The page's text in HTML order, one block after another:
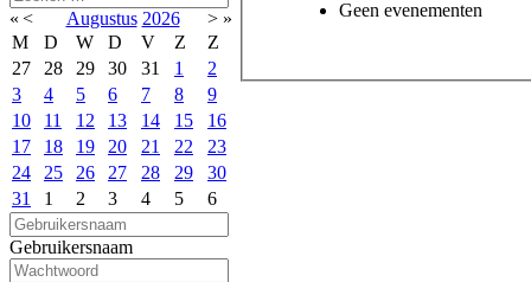
« < Augustus 2026 > »
M
D W D V Z
Z
27
28 29 30 31 1
2
3
4 5 6 7 8
9
10
11 12 13 14 15
16
17
18 19 20 21 22
23
24
25 26 27 28 29
30
31
1 2 3 4 5 6
Gebruikersnaam
Geen evenementen